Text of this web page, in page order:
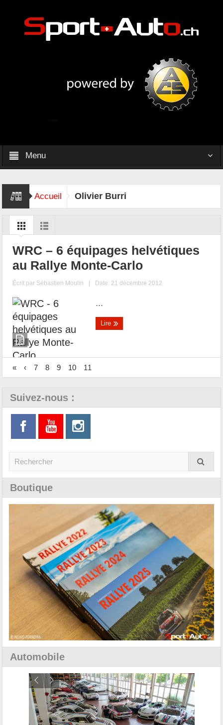
Menu
Accueil Olivier Burri
WRC – 6 équipages helvétiques
au Rallye Monte-Carlo
Écrit par Sébastien Moulin | Date: 21 décembre 2012
...
Lire
« ‹ 7 8 9 10 11
Suivez-nous :
Boutique
Automobile